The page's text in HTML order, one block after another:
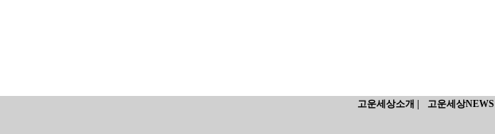
고운세상소개 | 고운세상NEWS |